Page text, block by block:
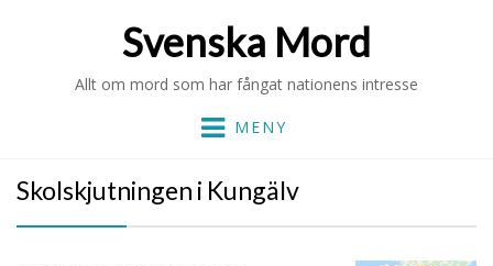
Svenska Mord
Allt om mord som har fångat nationens intresse
MENY
Skolskjutningen i Kungälv